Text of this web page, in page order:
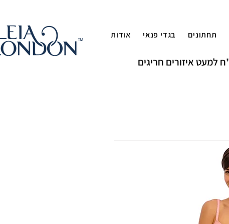
תחתונים בגדי פנאי אודות